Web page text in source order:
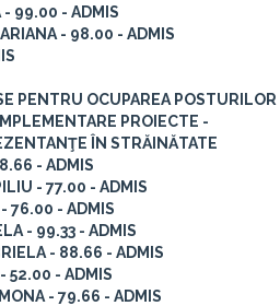
- 99.00 - ADMIS
- 98.00 - ADMIS
PENTRU OCUPAREA POSTURILOR
PROIECTE -
ÎN STRĂINĂTATE
- ADMIS
- 77.00 - ADMIS
76.00 - ADMIS
- 99.33 - ADMIS
- 88.66 - ADMIS
52.00 - ADMIS
- 79.66 - ADMIS